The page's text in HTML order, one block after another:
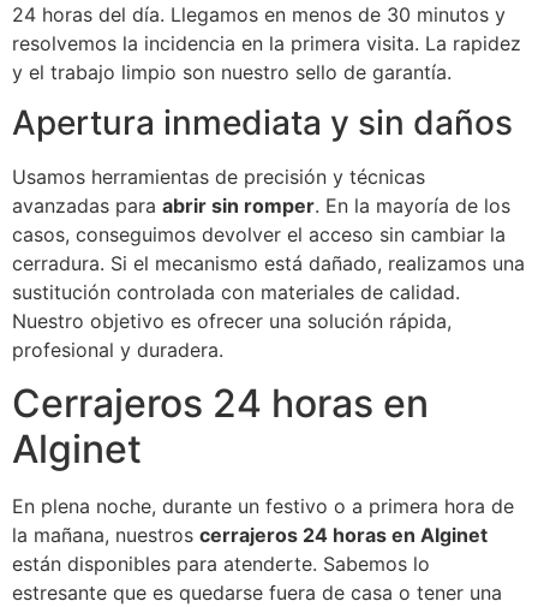
24 horas del día. Llegamos en menos de 30 minutos y
resolvemos la incidencia en la primera visita. La rapidez
y el trabajo limpio son nuestro sello de garantía.
Apertura inmediata y sin daños
Usamos herramientas de precisión y técnicas
avanzadas para abrir sin romper. En la mayoría de los
casos, conseguimos devolver el acceso sin cambiar la
cerradura. Si el mecanismo está dañado, realizamos una
sustitución controlada con materiales de calidad.
Nuestro objetivo es ofrecer una solución rápida,
profesional y duradera.
Cerrajeros 24 horas en
Alginet
En plena noche, durante un festivo o a primera hora de
la mañana, nuestros cerrajeros 24 horas en Alginet
están disponibles para atenderte. Sabemos lo
estresante que es quedarse fuera de casa o tener una